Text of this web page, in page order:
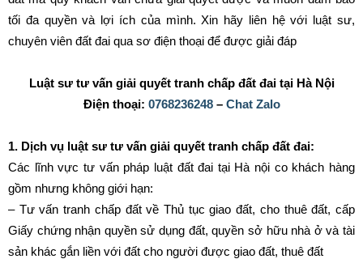
tối đa quyền và lợi ích của mình. Xin hãy liên hệ với luật sư,
chuyên viên đất đai qua sơ điện thoại để được giải đáp
Luật sư tư vấn giải quyết tranh chấp đất đai tại Hà Nội
Điện thoại: 0768236248– Chat Zalo
1. Dịch vụ luật sư tư vấn giải quyết tranh chấp đất đai:
Các lĩnh vực tư vấn pháp luật đất đai tại Hà nội co khách hàng
gồm nhưng không giới hạn:
– Tư vấn tranh chấp đất về Thủ tục giao đất, cho thuê đất, cấp
Giấy chứng nhận quyền sử dụng đất, quyền sở hữu nhà ở và tài
sản khác gắn liền với đất cho người được giao đất, thuê đất